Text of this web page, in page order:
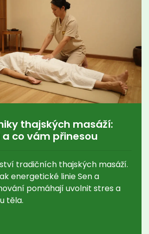
thajských masáží:
co vám přinesou
tradičních thajských masáží.
energetické linie Sen a
pomáhají uvolnit stres a
těla.